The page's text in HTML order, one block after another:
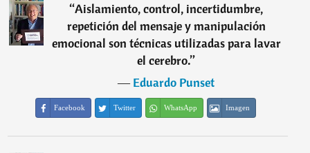
“Aislamiento, control, incertidumbre,
repetición del mensaje y manipulación
emocional son técnicas utilizadas para lavar
el cerebro.”
―Eduardo Punset
Facebook Twitter WhatsApp Imagen